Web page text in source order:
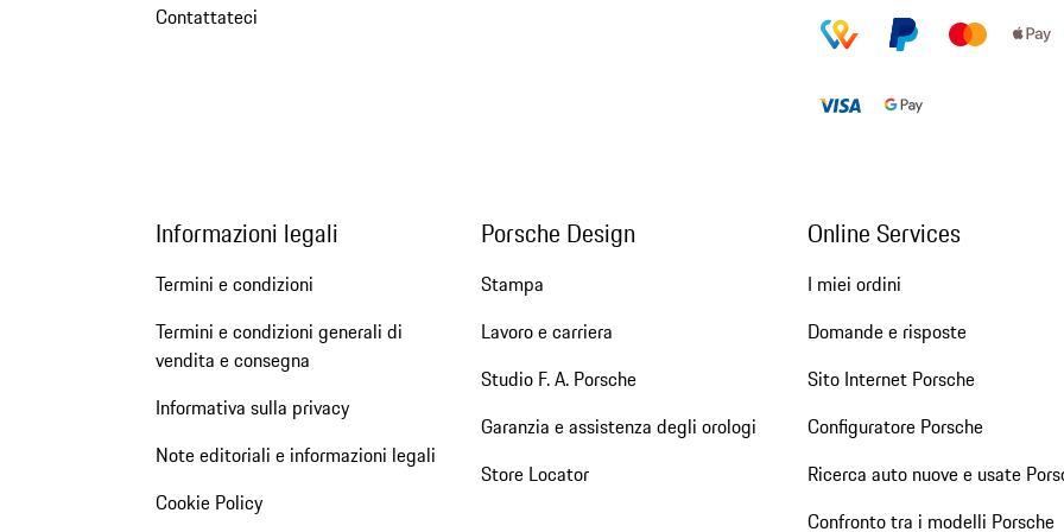
Contattateci
Informazioni legali
Termini e condizioni
Termini e condizioni generali di
vendita e consegna
Informativa sulla privacy
Note editoriali e informazioni legali
Cookie Policy
Porsche Design
Stampa
Lavoro e carriera
Studio F. A. Porsche
Garanzia e assistenza degli orologi
Store Locator
Online Services
I miei ordini
Domande e risposte
Sito Internet Porsche
Configuratore Porsche
Ricerca auto nuove e usate
Confronto tra i modelli Porsche